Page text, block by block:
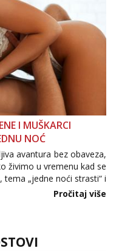
I MUŠKARCI
NOĆ
avantura bez obaveza,
živimo u vremenu kad se
„jedne noći strasti“ i
misle žene, a što
Pročitaj više